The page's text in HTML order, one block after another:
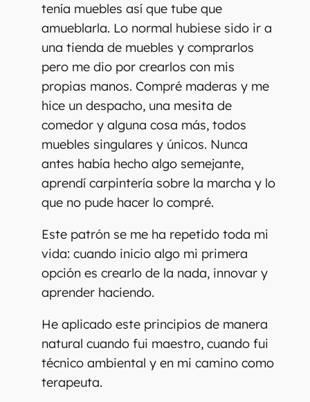
tenía muebles así que tube que
amueblarla. Lo normal hubiese sido ir a
una tienda de muebles y comprarlos
pero me dio por crearlos con mis
propias manos. Compré maderas y me
hice un despacho, una mesita de
comedor y alguna cosa más, todos
muebles singulares y únicos. Nunca
antes había hecho algo semejante,
aprendí carpintería sobre la marcha y lo
que no pude hacer lo compré.
Este patrón se me ha repetido toda mi
vida: cuando inicio algo mi primera
opción es crearlo de la nada, innovar y
aprender haciendo.
He aplicado este principios de manera
natural cuando fui maestro, cuando fui
técnico ambiental y en mi camino como
terapeuta.